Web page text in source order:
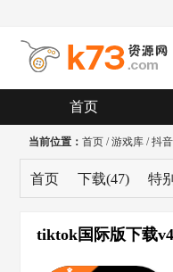
首页
当前位置： 首页 /游戏库 /抖
首页 下载(47) 特
tiktok国际版下载